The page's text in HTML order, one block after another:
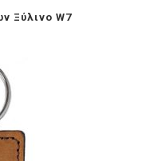
Ξύλινο W7